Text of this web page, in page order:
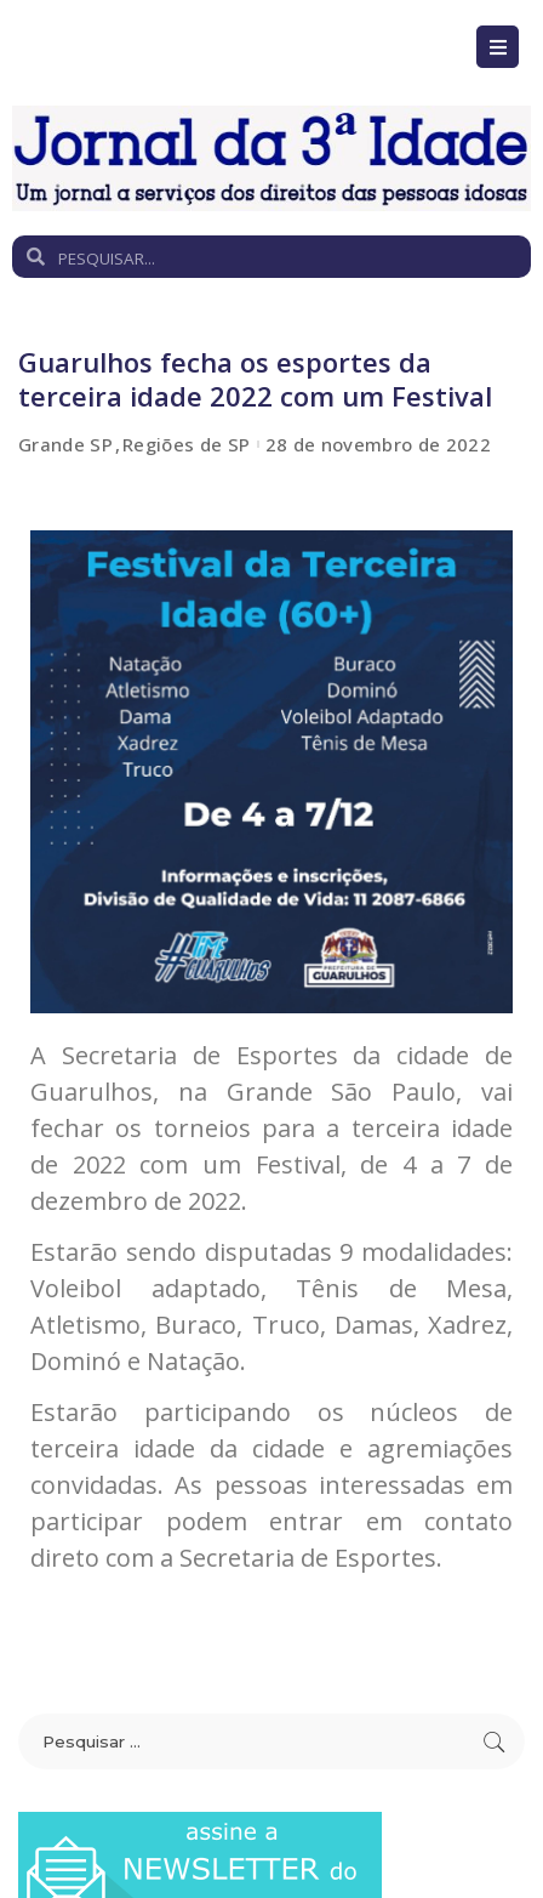
Guarulhos fecha os esportes da
terceira idade 2022 com um Festival
Grande SP Regiões de SP 28 de novembro de 2022
A Secretaria de Esportes da cidade de
Guarulhos, na Grande São Paulo, vai
fechar os torneios para a terceira idade
de 2022 com um Festival, de 4 a 7 de
dezembro de 2022.
Estarão sendo disputadas 9 modalidades:
Voleibol adaptado, Tênis de Mesa,
Atletismo, Buraco, Truco, Damas, Xadrez,
Dominó e Natação.
Estarão participando os núcleos de
terceira idade da cidade e agremiações
convidadas. As pessoas interessadas em
participar podem entrar em contato
direto com a Secretaria de Esportes.